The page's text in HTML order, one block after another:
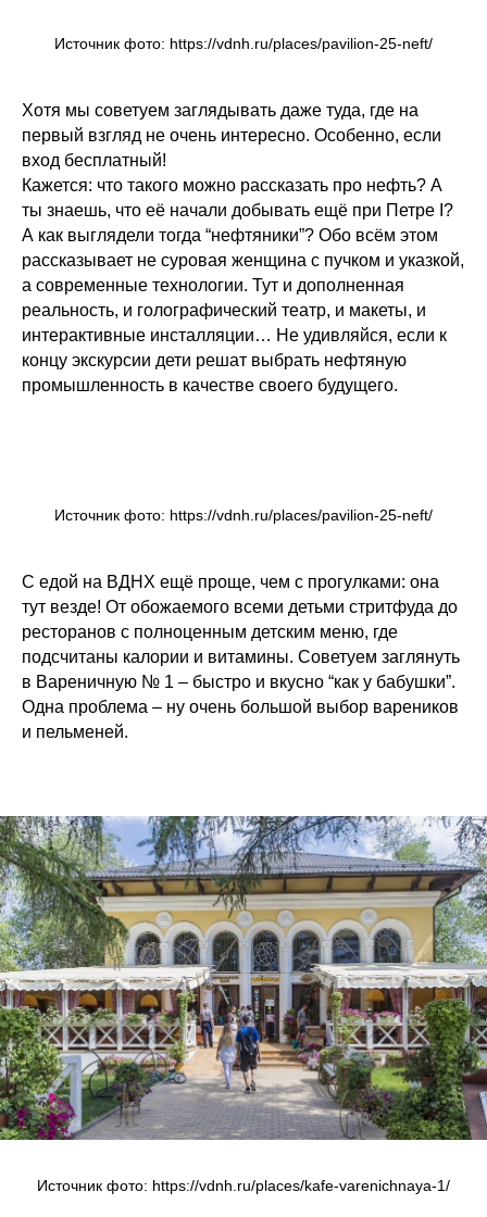
Источник фото: https://vdnh.ru/places/pavilion-25-neft/
Хотя мы советуем заглядывать даже туда, где на
первый взгляд не очень интересно. Особенно, если
вход бесплатный!
Кажется: что такого можно рассказать про нефть? А
ты знаешь, что её начали добывать ещё при Петре I?
А как выглядели тогда “нефтяники”? Обо всём этом
рассказывает не суровая женщина с пучком и указкой,
а современные технологии. Тут и дополненная
реальность, и голографический театр, и макеты, и
интерактивные инсталляции… Не удивляйся, если к
концу экскурсии дети решат выбрать нефтяную
промышленность в качестве своего будущего.
Источник фото: https://vdnh.ru/places/pavilion-25-neft/
С едой на ВДНХ ещё проще, чем с прогулками: она
тут везде! От обожаемого всеми детьми стритфуда до
ресторанов с полноценным детским меню, где
подсчитаны калории и витамины. Советуем заглянуть
в Вареничную № 1 – быстро и вкусно “как у бабушки”.
Одна проблема – ну очень большой выбор вареников
и пельменей.
Источник фото: https://vdnh.ru/places/kafe-varenichnaya-1/